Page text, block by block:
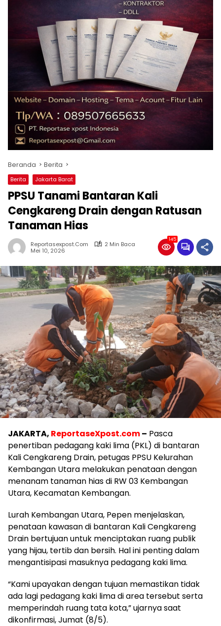
Beranda Berita
Berita Jakarta Barat
PPSU Tanami Bantaran Kali
Cengkareng Drain dengan Ratusan
Tanaman Hias
Reportasexpost.com
2 Min Baca
Mei 10, 2026
145
JAKARTA, ReportaseXpost.com– Pasca
penertiban pedagang kaki lima (PKL) di bantaran
Kali Cengkareng Drain, petugas PPSU Kelurahan
Kembangan Utara melakukan penataan dengan
menanam tanaman hias di RW 03 Kembangan
Utara, Kecamatan Kembangan.
Lurah Kembangan Utara, Pepen menjelaskan,
penataan kawasan di bantaran Kali Cengkareng
Drain bertujuan untuk menciptakan ruang publik
yang hijau, tertib dan bersih. Hal ini penting dalam
mengantisipasi masuknya pedagang kaki lima.
“Kami upayakan dengan tujuan memastikan tidak
ada lagi pedagang kaki lima di area tersebut serta
memperindah ruang tata kota,” ujarnya saat
dikonfirmasi, Jumat (8/5).